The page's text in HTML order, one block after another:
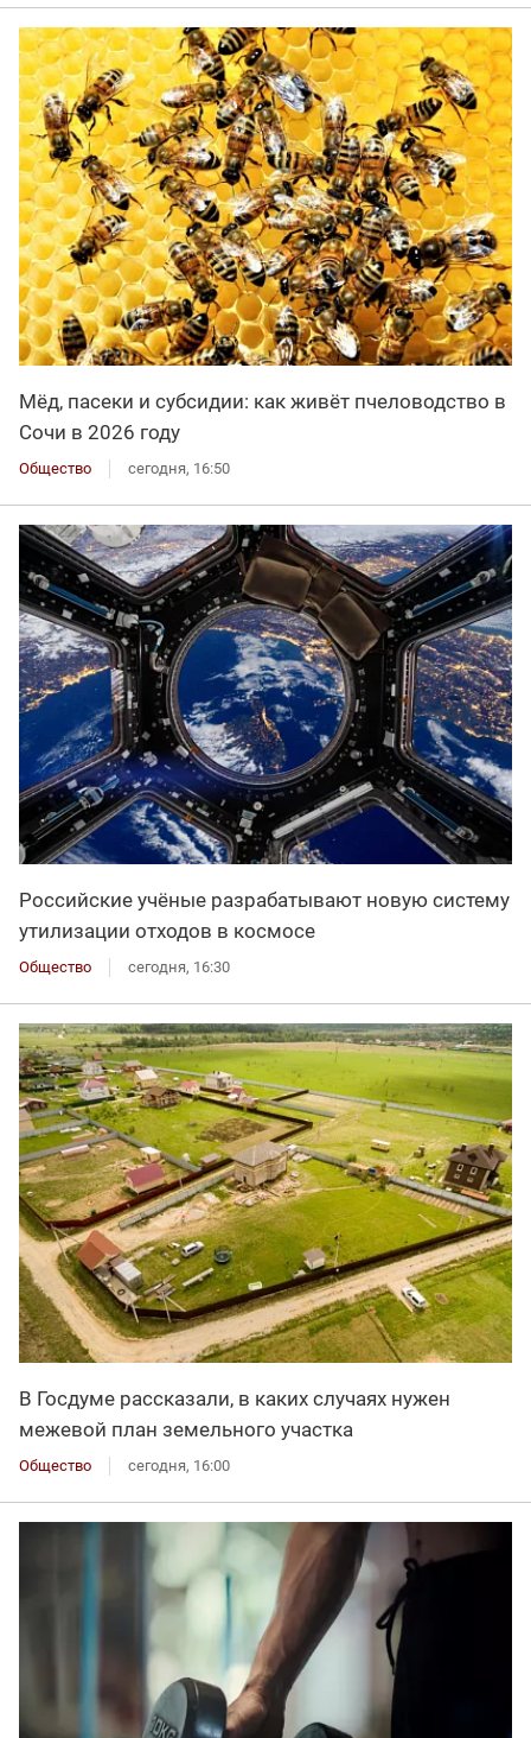
Мёд, пасеки и субсидии: как живёт пчеловодство в
Сочи в 2026 году
Общество сегодня, 16:50
Российские учёные разрабатывают новую систему
утилизации отходов в космосе
Общество сегодня, 16:30
В Госдуме рассказали, в каких случаях нужен
межевой план земельного участка
Общество сегодня, 16:00